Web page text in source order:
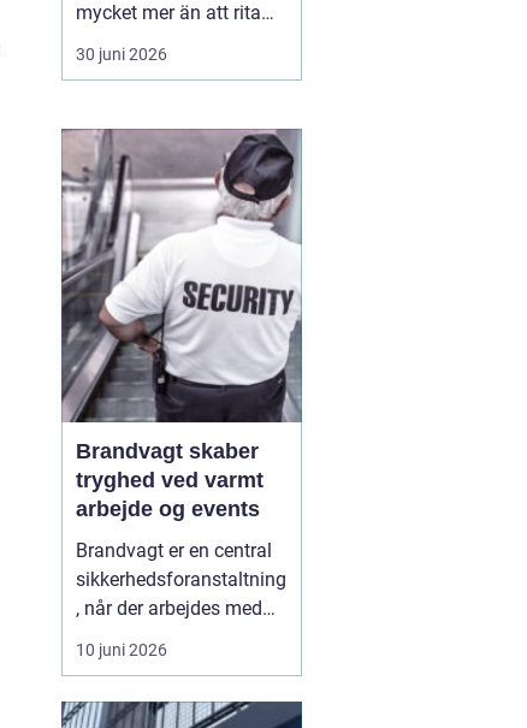
mycket mer än att rita
väggar och fönster. En
bra arkitekt väver ihop
och hållbarhet till en
helhet som faktiskt
fungerar i vardagen. I en
stad som växer snabbt,
förtätas och förän...
30 juni 2026
Brandvagt skaber
tryghed ved varmt
arbejde og events
Brandvagt er en central
sikkerhedsforanstaltning
, når der arbejdes med
åben ild, svejsning eller
andre former for varmt
10 juni 2026